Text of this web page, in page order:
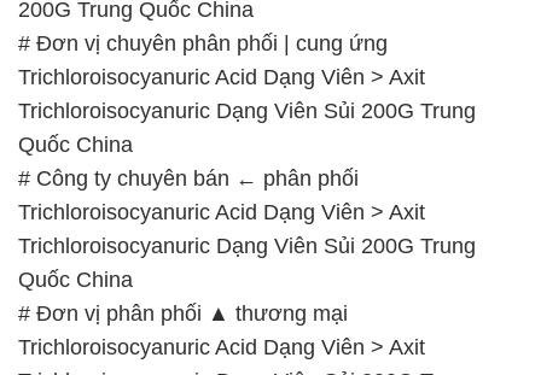
# Đơn vị phân phối ▲ thương mại
Trichloroisocyanuric Acid Dạng Viên > Axit
Trichloroisocyanuric Dạng Viên Sủi 200G Trung
Quốc China
# Nhà bán hàng ► cung cấp Trichloroisocyanuric
Acid Dạng Viên > Axit Trichloroisocyanuric Dạng
Viên Sủi 200G Trung Quốc China
# Địa chỉ chuyên phân phối ∩ thương mại
Trichloroisocyanuric Acid Dạng Viên > Axit
Trichloroisocyanuric Dạng Viên Sủi 200G Trung
Quốc China